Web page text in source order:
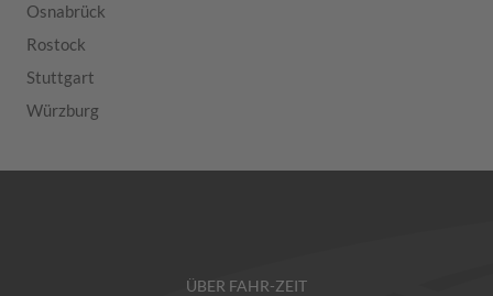
Osnabrück
Rostock
Stuttgart
Würzburg
ÜBER FAHR-ZEIT